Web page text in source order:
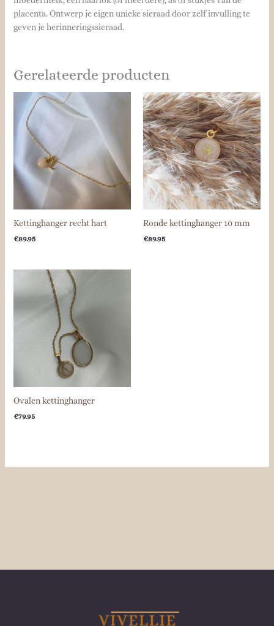
placenta. Ontwerp je eigen unieke sieraad door zelf invulling te
geven je herinneringssieraad.
Gerelateerde producten
Kettinghanger recht hart
€89.95
Ronde kettinghanger 10 mm
€89.95
Ovalen kettinghanger
€79.95